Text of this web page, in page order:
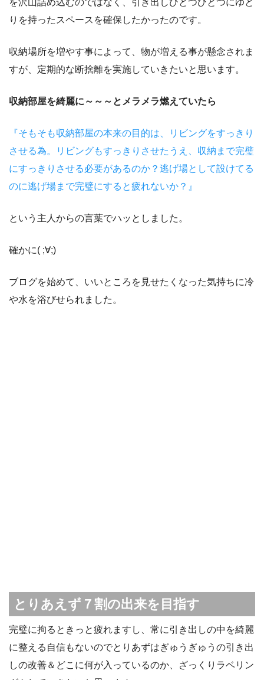
りを持ったスペースを確保したかったのです。
収納場所を増やす事によって、物が増える事が懸念されま
すが、定期的な断捨離を実施していきたいと思います。
収納部屋を綺麗に～～～とメラメラ燃えていたら
『そもそも収納部屋の本来の目的は、リビングをすっきり
させる為。リビングもすっきりさせたうえ、収納まで完璧
にすっきりさせる必要があるのか？逃げ場として設けてる
のに逃げ場まで完璧にすると疲れないか？』
という主人からの言葉でハッとしました。
確かに( ;∀;)
ブログを始めて、いいところを見せたくなった気持ちに冷
や水を浴びせられました。
とりあえず７割の出来を目指す
完璧に拘るときっと疲れますし、常に引き出しの中を綺麗
に整える自信もないのでとりあずはぎゅうぎゅうの引き出
しの改善＆どこに何が入っているのか、ざっくりラベリン